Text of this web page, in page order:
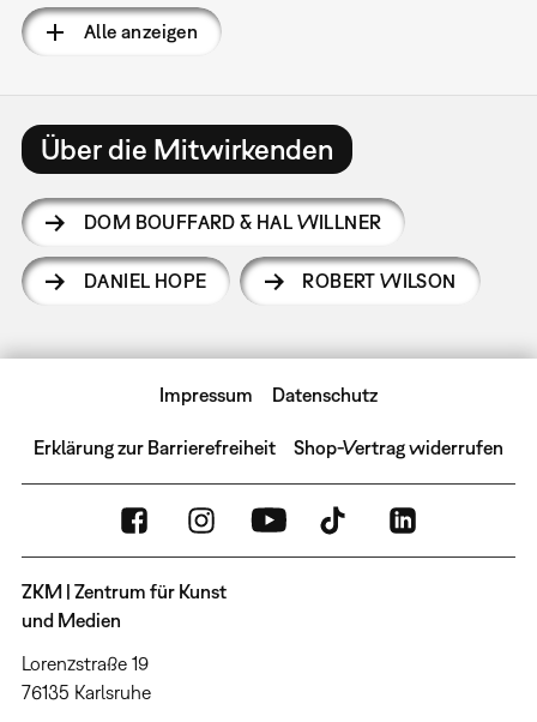
Alle anzeigen
Über die Mitwirkenden
DOM BOUFFARD & HAL WILLNER
DANIEL HOPE ROBERT WILSON
Impressum Datenschutz
Erklärung zur Barrierefreiheit Shop-Vertrag widerrufen
ZKM | Zentrum für Kunst
und Medien
Lorenzstraße 19
76135 Karlsruhe